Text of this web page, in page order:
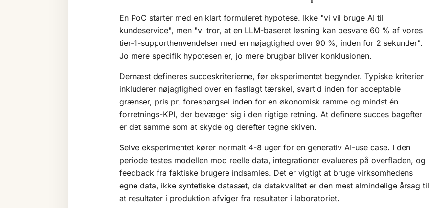
En PoC starter med en klart formuleret hypotese. Ikke "vi vil bruge AI til
kundeservice", men "vi tror, at en LLM-baseret løsning kan besvare 60 % af vores
tier-1-supporthenvendelser med en nøjagtighed over 90 %, inden for 2 sekunder".
Jo mere specifik hypotesen er, jo mere brugbar bliver konklusionen.
Dernæst defineres succeskriterierne, før eksperimentet begynder. Typiske kriterier
inkluderer nøjagtighed over en fastlagt tærskel, svartid inden for acceptable
grænser, pris pr. forespørgsel inden for en økonomisk ramme og mindst én
forretnings-KPI, der bevæger sig i den rigtige retning. At definere succes bagefter
er det samme som at skyde og derefter tegne skiven.
Selve eksperimentet kører normalt 4-8 uger for en generativ AI-use case. I den
periode testes modellen mod reelle data, integrationer evalueres på overfladen, og
feedback fra faktiske brugere indsamles. Det er vigtigt at bruge virksomhedens
egne data, ikke syntetiske datasæt, da datakvalitet er den mest almindelige årsag til
at resultater i produktion afviger fra resultater i laboratoriet.